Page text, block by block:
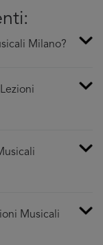
Milano?
Musicali